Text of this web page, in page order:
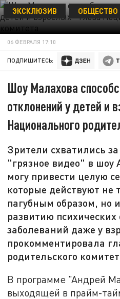
ЭКСКЛЮЗИВ ОБЩЕСТВО
06 ФЕВРАЛЯ 17:10
ПОДПИШИТЕСЬ:
Шоу Малахова
отклонений у детей и
Национального
Зрители схватились
"грязное видео" в
могу привести целую
которые действуют не
пагубным образом, но
развитию
заболеваний даже у
прокомментировала
родительского
В программе "Андрей
выходящей в прайм-